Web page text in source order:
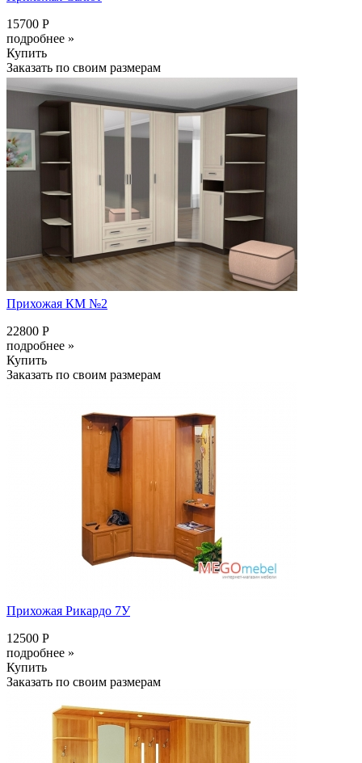
15700 Р
подробнее »
Купить
Заказать по своим размерам
Прихожая КМ №2
22800 Р
подробнее »
Купить
Заказать по своим размерам
Прихожая Рикардо 7У
12500 Р
подробнее »
Купить
Заказать по своим размерам